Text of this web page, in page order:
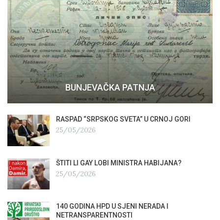
BUNJEVAČKA PATNJA
RASPAD “SRPSKOG SVETA” U CRNOJ GORI
25/05/2026
ŠTITI LI GAY LOBI MINISTRA HABIJANA?
25/05/2026
140 GODINA HPD U SJENI NERADA I
NETRANSPARENTNOSTI